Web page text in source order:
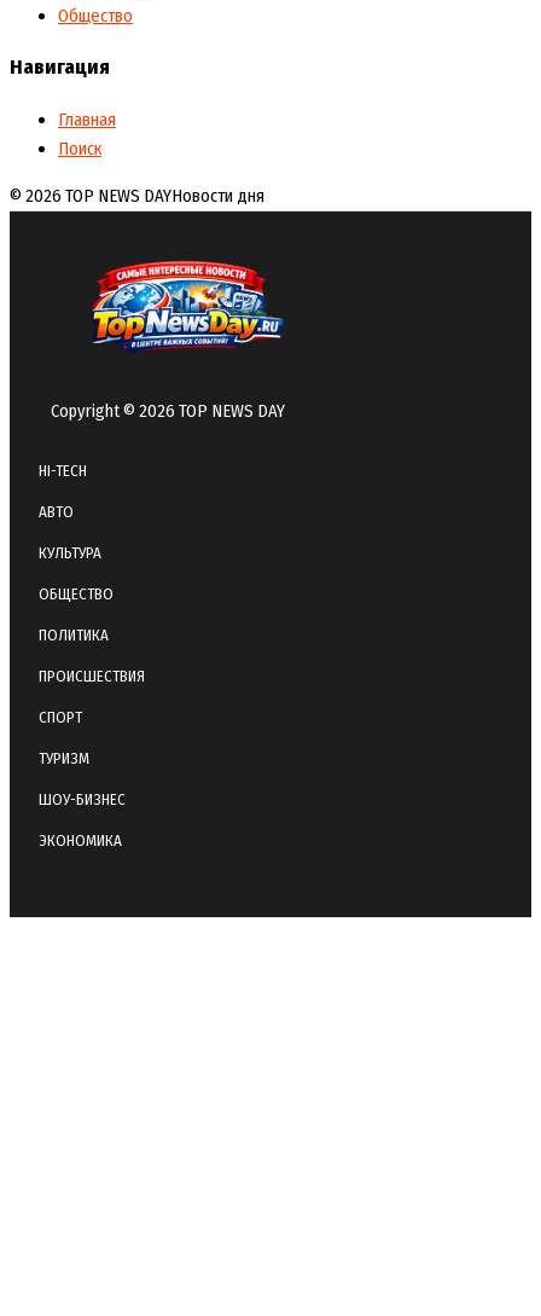
Общество
Навигация
Главная
Поиск
© 2026 TOP NEWS DAYНовости дня
Copyright © 2026 TOP NEWS DAY
HI-TECH
АВТО
КУЛЬТУРА
ОБЩЕСТВО
ПОЛИТИКА
ПРОИСШЕСТВИЯ
СПОРТ
ТУРИЗМ
ШОУ-БИЗНЕС
ЭКОНОМИКА